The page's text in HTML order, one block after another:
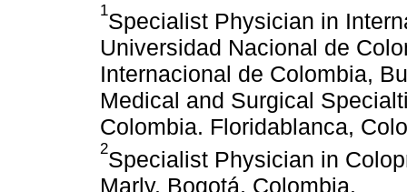
1Specialist Physician in
Universidad Nacional de
Internacional de Colombia,
Medical and Surgical
Colombia. Floridablanca,
2Specialist Physician in
Marly. Bogotá, Colombia.